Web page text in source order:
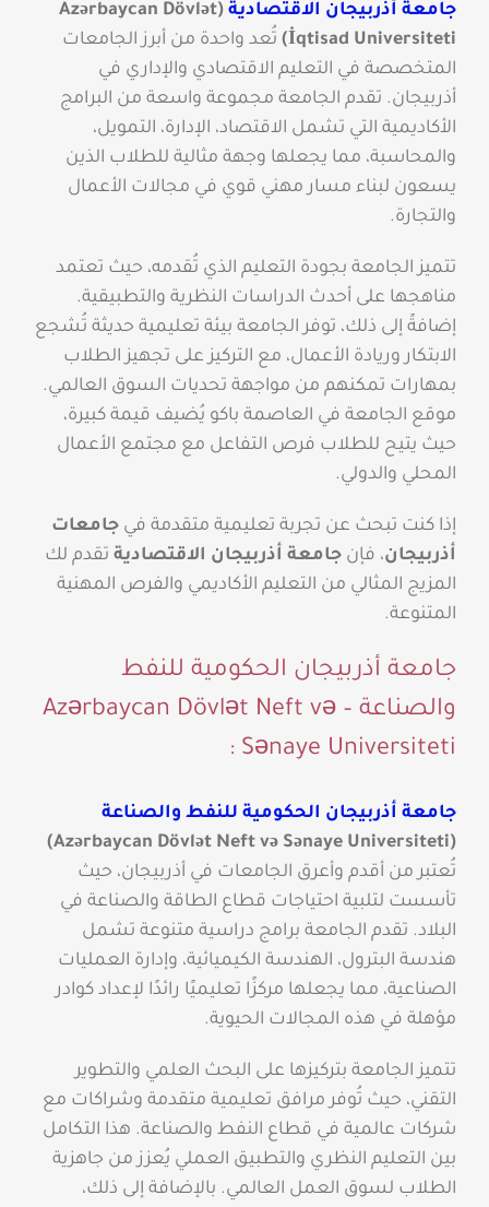
جامعة أذربيجان الاقتصادية (Azərbaycan Dövlət
İqtisad Universiteti)
تُعد واحدة من أبرز الجامعات
المتخصصة في التعليم الاقتصادي والإداري في
أذربيجان. تقدم الجامعة مجموعة واسعة من البرامج
الأكاديمية التي تشمل الاقتصاد، الإدارة، التمويل،
والمحاسبة، مما يجعلها وجهة مثالية للطلاب الذين
يسعون لبناء مسار مهني قوي في مجالات الأعمال
والتجارة.
تتميز الجامعة بجودة التعليم الذي تُقدمه، حيث تعتمد
مناهجها على أحدث الدراسات النظرية والتطبيقية.
إضافةً إلى ذلك، توفر الجامعة بيئة تعليمية حديثة تُشجع
الابتكار وريادة الأعمال، مع التركيز على تجهيز الطلاب
بمهارات تمكنهم من مواجهة تحديات السوق العالمي.
موقع الجامعة في العاصمة باكو يُضيف قيمة كبيرة،
حيث يتيح للطلاب فرص التفاعل مع مجتمع الأعمال
المحلي والدولي.
إذا كنت تبحث عن تجربة تعليمية متقدمة في جامعات
أذربيجان، فإن جامعة أذربيجان الاقتصاديةتقدم لك
المزيج المثالي من التعليم الأكاديمي والفرص المهنية
المتنوعة.
جامعة أذربيجان الحكومية للنفط
والصناعة – Azərbaycan Dövlət Neft və
Sənaye Universiteti :
جامعة أذربيجان الحكومية للنفط والصناعة
(Azərbaycan Dövlət Neft və Sənaye Universiteti)
تُعتبر من أقدم وأعرق الجامعات في أذربيجان، حيث
تأسست لتلبية احتياجات قطاع الطاقة والصناعة في
البلاد. تقدم الجامعة برامج دراسية متنوعة تشمل
هندسة البترول، الهندسة الكيميائية، وإدارة العمليات
الصناعية، مما يجعلها مركزًا تعليميًا رائدًا لإعداد كوادر
مؤهلة في هذه المجالات الحيوية.
تتميز الجامعة بتركيزها على البحث العلمي والتطوير
التقني، حيث تُوفر مرافق تعليمية متقدمة وشراكات مع
شركات عالمية في قطاع النفط والصناعة. هذا التكامل
بين التعليم النظري والتطبيق العملي يُعزز من جاهزية
الطلاب لسوق العمل العالمي. بالإضافة إلى ذلك،